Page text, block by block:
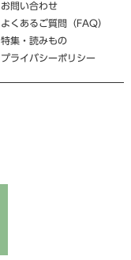
お問い合わせ
よくあるご質問（FAQ）
特集・読みもの
プライバシーポリシー